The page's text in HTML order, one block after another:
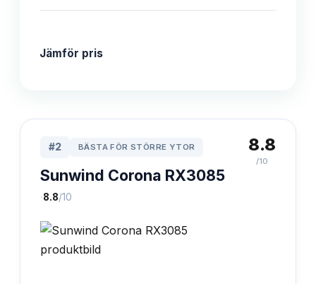
Jämför pris
#2 BÄSTA FÖR STÖRRE YTOR
Sunwind Corona RX3085
·8.8/10
8.8
/10